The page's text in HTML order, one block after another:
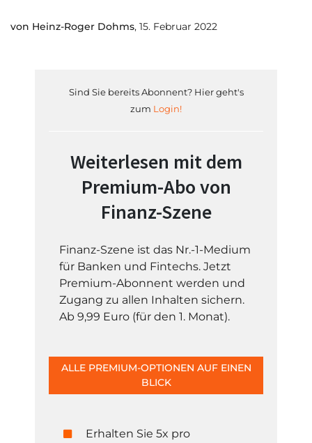
von Heinz-Roger Dohms, 15. Februar 2022
Sind Sie bereits Abonnent? Hier geht's
zum Login!
Weiterlesen mit dem
Premium-Abo von
Finanz-Szene
Finanz-Szene ist das Nr.-1-Medium
für Banken und Fintechs. Jetzt
Premium-Abonnent werden und
Zugang zu allen Inhalten sichern.
Ab 9,99 Euro (für den 1. Monat).
ALLE PREMIUM-OPTIONEN AUF EINEN
BLICK
Erhalten Sie 5x pro